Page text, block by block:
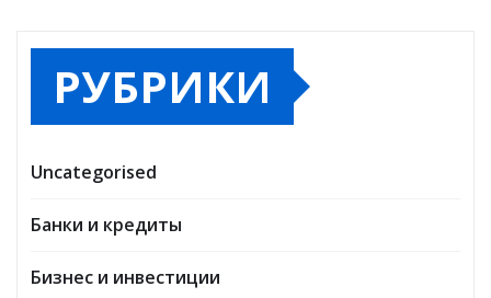
РУБРИКИ
Uncategorised
Банки и кредиты
Бизнес и инвестиции